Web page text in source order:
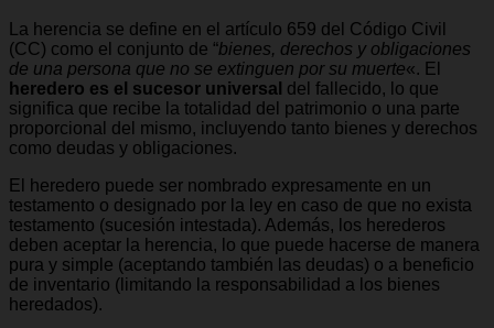
La herencia se define en el artículo 659 del Código Civil
(CC) como el conjunto de “bienes, derechos y obligaciones
de una persona que no se extinguen por su muerte«. El
heredero es el sucesor universal del fallecido, lo que
significa que recibe la totalidad del patrimonio o una parte
proporcional del mismo, incluyendo tanto bienes y derechos
como deudas y obligaciones.
El heredero puede ser nombrado expresamente en un
testamento o designado por la ley en caso de que no exista
testamento (sucesión intestada). Además, los herederos
deben aceptar la herencia, lo que puede hacerse de manera
pura y simple (aceptando también las deudas) o a beneficio
de inventario (limitando la responsabilidad a los bienes
heredados).